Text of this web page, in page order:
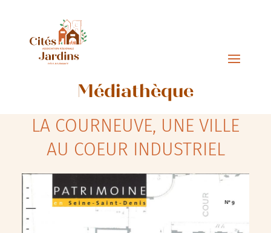
Médiathèque
LA COURNEUVE, UNE VILLE
AU COEUR INDUSTRIEL